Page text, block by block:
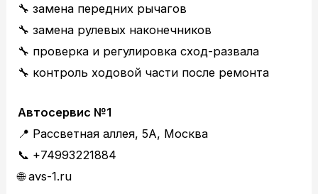
Кузовной ремонт
Кузовной ремонт
Полировка кузова
Покраска
Примеры работ
Видео отзывы
Статьи
🔧 замена передних рычагов
🔧 замена рулевых наконечников
🔧 проверка и регулировка сход-развала
🔧 контроль ходовой части после ремонта
Автосервис №1
📍 Рассветная аллея, 5А, Москва
📞 +74993221884
🌐 avs-1.ru